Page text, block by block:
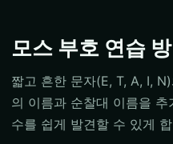
모스 부호 연습
짧고 흔한 문자(E, T, A, I,
의 이름과 순찰대 이름을
수를 쉽게 발견할 수 있게